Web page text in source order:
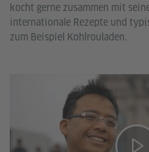
kocht gerne zusammen mit
internationale Rezepte und
zum Beispiel Kohlrouladen.